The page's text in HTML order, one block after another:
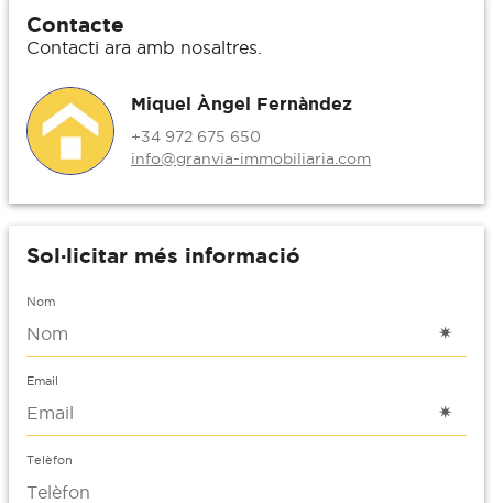
Contacte
Contacti ara amb nosaltres.
Miquel Àngel Fernàndez
+34 972 675 650
info@granvia-immobiliaria.com
Sol·licitar més informació
Nom
Email
Telèfon